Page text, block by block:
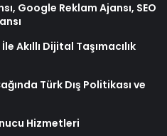
Google Reklam Ajansı, SEO
Akıllı Dijital Taşımacılık
Türk Dış Politikası ve
Hizmetleri